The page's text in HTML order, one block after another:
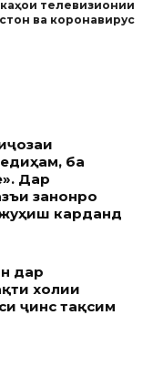
телевизионии
ва коронавирус
ба
Дар
занонро
карданд
дар
холии
ҷинс тақсим